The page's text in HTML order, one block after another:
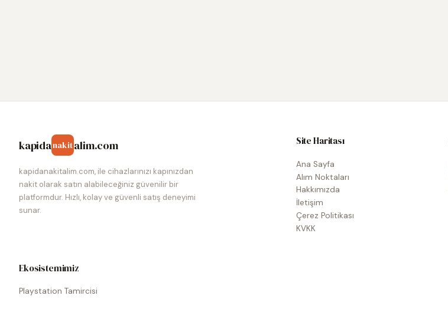
kapidanakitalim.com
kapidanakitalim.com, ile cihazlarınızı kapınızdan
nakit olarak satın alabileceğiniz güvenilir bir
platformdur. Hızlı, kolay ve güvenli satış deneyimi
sunar.
Site Haritası
Ana Sayfa
Alım Noktaları
Hakkımızda
İletişim
Çerez Politikası
KVKK
Ekosistemimiz
Playstation Tamircisi